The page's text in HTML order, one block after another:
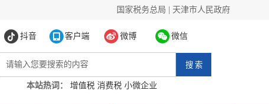
国家税务总局 天津市人民政府
抖音 客户端 微博 微信
本站热词： 增值税 消费税 小微企业